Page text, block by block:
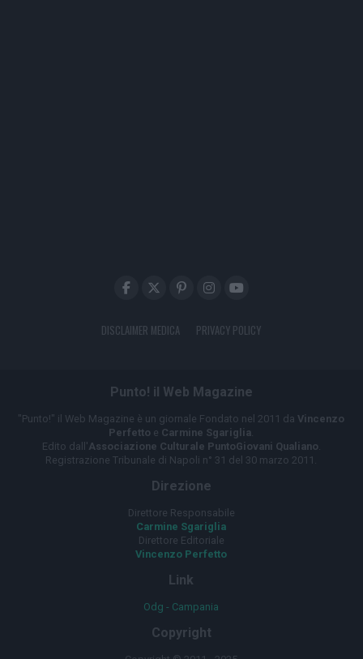
DISCLAIMER MEDICA PRIVACY POLICY
Punto! il Web Magazine
"Punto!" il Web Magazine è un giornale Fondato nel 2011 da Vincenzo
Perfetto e Carmine Sgariglia
Edito dall'Associazione Culturale PuntoGiovani Qualiano
Registrazione Tribunale di Napoli n° 31 del 30 marzo 2011.
Direzione
Direttore Responsabile
Carmine Sgariglia
Direttore Editoriale
Vincenzo Perfetto
Link
Odg - Campania
Copyright